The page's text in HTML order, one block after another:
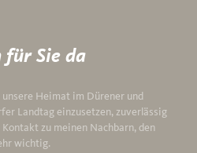
für Sie da
Heimat im Dürener und
Landtag einzusetzen, zuverlässig
zu meinen Nachbarn, den
wichtig.